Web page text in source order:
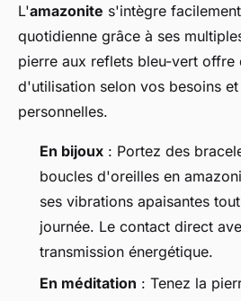
L'amazonite s'intègre
quotidienne grâce à ses
pierre aux reflets bleu-vert offre
d'utilisation selon vos besoins
personnelles.
En bijoux : Portez des
boucles d'oreilles en
ses vibrations apaisantes
journée. Le contact direct
transmission énergétique.
En méditation : Tenez la